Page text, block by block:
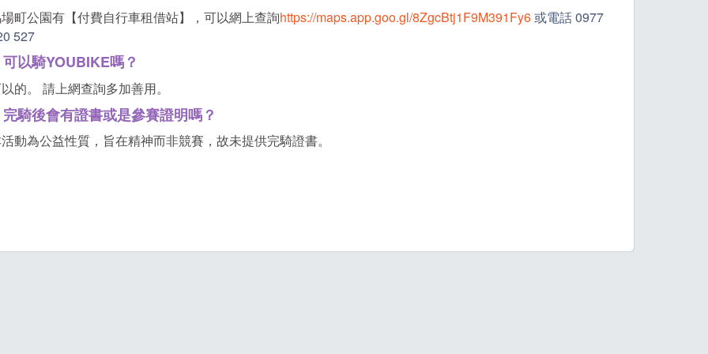
町公園有【付費自行車租借站】，可以網上查詢https://maps.app.goo.gl/8ZgcBtj1F9M391Fy6或電話 0977
527
以騎YOUBIKE嗎？
的。 請上網查詢多加善用。
騎後會有證書或是參賽證明嗎？
動為公益性質，旨在精神而非競賽，故未提供完騎證書。